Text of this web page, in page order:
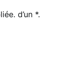
d’un *.